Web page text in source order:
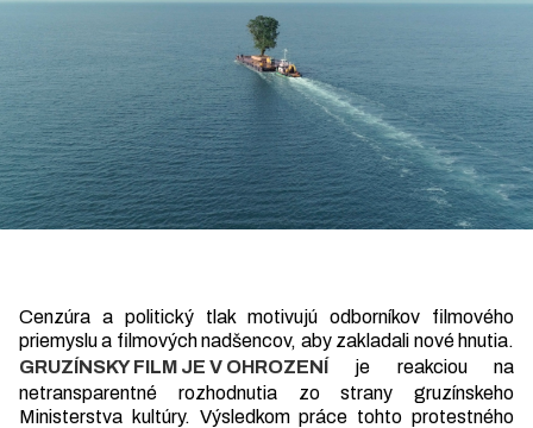
Cenzúra a politický tlak motivujú odborníkov filmového
priemyslu a filmových nadšencov, aby zakladali nové hnutia.
GRUZÍNSKY FILM JE V OHROZENÍ je reakciou na
netransparentné rozhodnutia zo strany gruzínskeho
Ministerstva kultúry. Výsledkom práce tohto protestného